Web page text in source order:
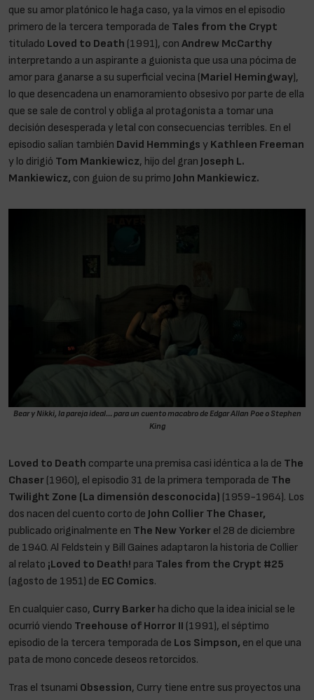
que su amor platónico le haga caso, ya la vimos en el episodio
primero de la tercera temporada de Tales from the Crypt
titulado Loved to Death (1991), con Andrew McCarthy
interpretando a un aspirante a guionista que usa una pócima de
amor para ganarse a su superficial vecina (Mariel Hemingway),
lo que desencadena un enamoramiento obsesivo por parte de ella
que se sale de control y obliga al protagonista a tomar una
decisión desesperada y letal con consecuencias terribles. En el
episodio salían también David Hemmings y Kathleen Freeman
y lo dirigió Tom Mankiewicz, hijo del gran Joseph L.
Mankiewicz, con guion de su primo John Mankiewicz.
Bear y Nikki, la pareja ideal… para un cuento macabro de Edgar Allan Poe o Stephen
King
Loved to Death comparte una premisa casi idéntica a la de The
Chaser (1960), el episodio 31 de la primera temporada de The
Twilight Zone (La dimensión desconocida) (1959-1964). Los
dos nacen del cuento corto de John Collier The Chaser,
publicado originalmente en The New Yorker el 28 de diciembre
de 1940. Al Feldstein y Bill Gaines adaptaron la historia de Collier
al relato ¡Loved to Death! para Tales from the Crypt #25
(agosto de 1951) de EC Comics.
En cualquier caso, Curry Barker ha dicho que la idea inicial se le
ocurrió viendo Treehouse of Horror II (1991), el séptimo
episodio de la tercera temporada de Los Simpson, en el que una
pata de mono concede deseos retorcidos.
Tras el tsunami Obsession, Curry tiene entre sus proyectos una